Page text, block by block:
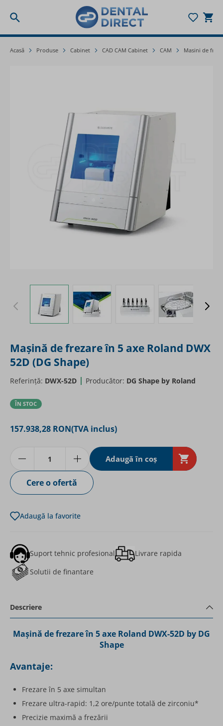
Acasă Produse Cabinet CAD CAM Cabinet CAM Masini de
View larger imageView larger imageView larger imageView larger
Mașină de frezare în 5 axe Roland DWX
52D (DG Shape)
Referință: DWX-52D Producător: DG Shape by Roland
ÎN STOC
157.938,28 RON(TVA inclus)
Adaugă în coş
Cere o ofertă
Adaugă la favorite
Suport tehnic profesional
Livrare rapida
Solutii de finantare
Descriere
Mașină de frezare în 5 axe Roland DWX-52D by DG
Shape
Avantaje:
Frezare în 5 axe simultan
Frezare ultra-rapid: 1,2 ore/punte totală de zirconiu*
Precizie maximă a frezării